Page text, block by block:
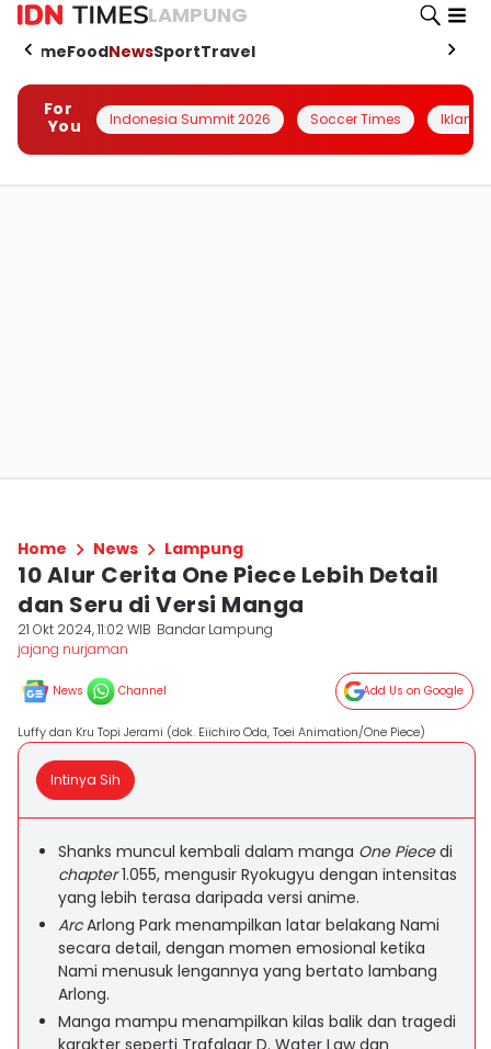
LAMPUNG
HomeFoodNewsSportTravel
For
You
Indonesia Summit 2026 Soccer Times Iklanin
Home News Lampung
10 Alur Cerita One Piece Lebih Detail
dan Seru di Versi Manga
21 Okt 2024, 11:02 WIB Bandar Lampung
jajang nurjaman
News Channel Add Us on Google
Luffy dan Kru Topi Jerami (dok. Eiichiro Oda, Toei Animation/One Piece)
Intinya Sih
Shanks muncul kembali dalam manga One Piecedi
chapter1.055, mengusir Ryokugyu dengan intensitas
yang lebih terasa daripada versi anime.
ArcArlong Park menampilkan latar belakang Nami
secara detail, dengan momen emosional ketika
Nami menusuk lengannya yang bertato lambang
Arlong.
Manga mampu menampilkan kilas balik dan tragedi
karakter seperti Trafalgar D. Water Law dan